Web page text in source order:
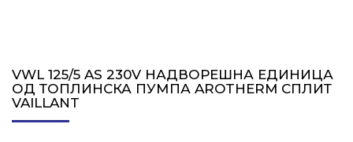
VWL 125/5 AS 230V НАДВОРЕШНА ЕДИНИЦА
ОД ТОПЛИНСКА ПУМПА AROTHERM СПЛИТ
VAILLANT